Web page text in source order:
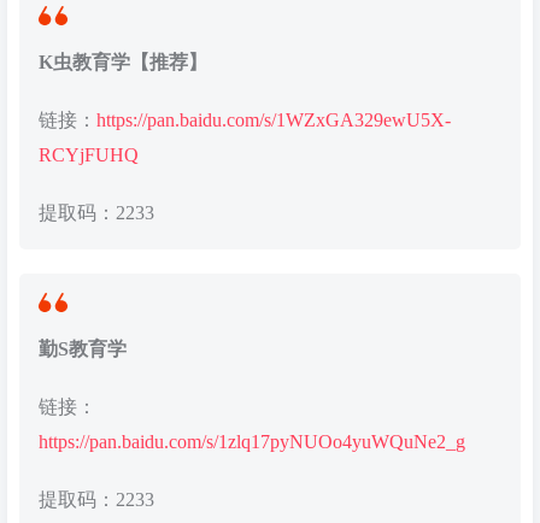
K虫教育学【推荐】
链接： https://pan.baidu.com/s/1WZxGA329ewU5X-
RCYjFUHQ
提取码：2233
勤S教育学
链接：
https://pan.baidu.com/s/1zlq17pyNUOo4yuWQuNe2_g
提取码：2233